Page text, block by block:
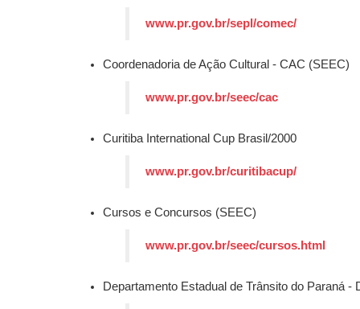
www.pr.gov.br/sepl/comec/
Coordenadoria de Ação Cultural - CAC (SEEC)
www.pr.gov.br/seec/cac
Curitiba International Cup Brasil/2000
www.pr.gov.br/curitibacup/
Cursos e Concursos (SEEC)
www.pr.gov.br/seec/cursos.html
Departamento Estadual de Trânsito do Paraná -